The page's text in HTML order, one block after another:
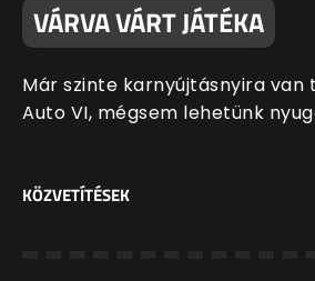
VÁRVA VÁRT JÁTÉKA
Már szinte karnyújtásnyira van
Auto VI, mégsem lehetünk
KÖZVETÍTÉSEK